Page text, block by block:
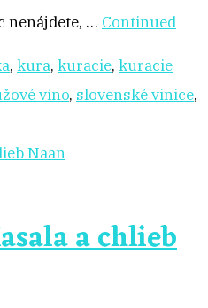
nenájdete, … Continued
, kura, kuracie, kuracie
víno, slovenské vinice,
a chlieb